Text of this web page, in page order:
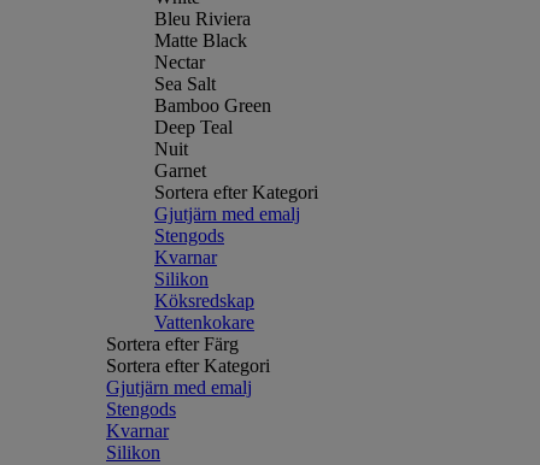
Bleu Riviera
Matte Black
Nectar
Sea Salt
Bamboo Green
Deep Teal
Nuit
Garnet
Sortera efter Kategori
Gjutjärn med emalj
Stengods
Kvarnar
Silikon
Köksredskap
Vattenkokare
Sortera efter Färg
Sortera efter Kategori
Gjutjärn med emalj
Stengods
Kvarnar
Silikon